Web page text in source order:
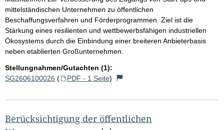
mittelständischen Unternehmen zu öffentlichen
Beschaffungsverfahren und Förderprogrammen. Ziel ist die
Stärkung eines resilienten und wettbewerbsfähigen industriellen
Ökosystems durch die Einbindung einer breiteren Anbieterbasis
neben etablierten Großunternehmen.
Stellungnahmen/Gutachten (1):
SG2606100026 ( PDF - 1 Seite)
Berücksichtigung der öffentlichen